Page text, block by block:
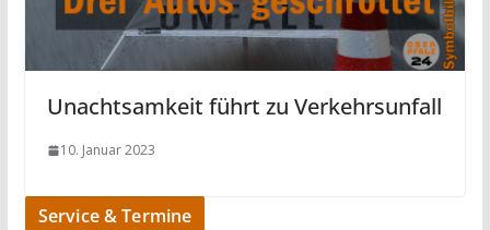
Unachtsamkeit führt zu Verkehrsunfall
10. Januar 2023
Service & Termine